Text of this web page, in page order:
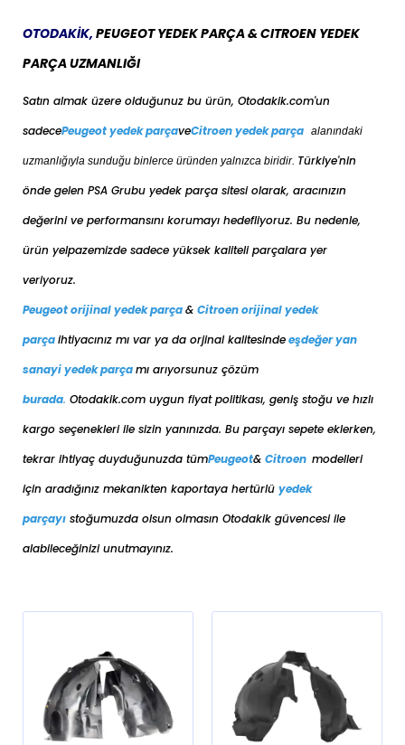
OTODAKİK, PEUGEOT YEDEK PARÇA & CITROEN YEDEK
PARÇA UZMANLIĞI
Satın almak üzere olduğunuz bu ürün, Otodakik.com'un
sadecePeugeot yedek parçaveCitroen yedek parça alanındaki
uzmanlığıyla sunduğu binlerce üründen yalnızca biridir. Türkiye'nin
önde gelen PSA Grubu yedek parça sitesi olarak, aracınızın
değerini ve performansını korumayı hedefliyoruz. Bu nedenle,
ürün yelpazemizde sadece yüksek kaliteli parçalara yer
veriyoruz.
Peugeot orijinal yedek parça& Citroen orijinal yedek
parçaihtiyacınız mı var ya da orjinal kalitesindeeşdeğeryan
sanayi yedek parçamı arıyorsunuz çözüm
burada. Otodakik.com uygun fiyat politikası, geniş stoğu ve hızlı
kargo seçenekleri ile sizin yanınızda. Bu parçayı sepete eklerken,
tekrar ihtiyaç duyduğunuzda tümPeugeot& Citroen modelleri
için aradığınız mekanikten kaportaya hertürlü yedek
parçayı stoğumuzda olsun olmasın Otodakik güvencesi ile
alabileceğinizi unutmayınız.